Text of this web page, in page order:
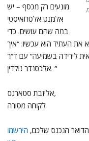
במה שהם עושים. כדי
את העתיד הוא עכשיו: “איך
לירידה בשמיעה” עם ד”ר
אלכסנדר גולדין. ”
אליזבת סטארנס,
הדואר הנכנס שלכם,הירשמו